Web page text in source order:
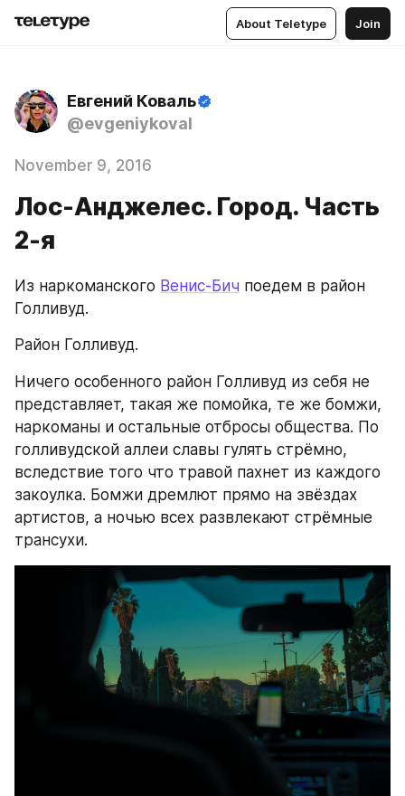
About Teletype Join
Евгений Коваль
@evgeniykoval
November 9, 2016
Лос-Анджелес. Город. Часть
2-я
Из наркоманского Венис-Бич поедем в район
Голливуд.
Район Голливуд.
Ничего особенного район Голливуд из себя не
представляет, такая же помойка, те же бомжи,
наркоманы и остальные отбросы общества. По
голливудской аллеи славы гулять стрёмно,
вследствие того что травой пахнет из каждого
закоулка. Бомжи дремлют прямо на звёздах
артистов, а ночью всех развлекают стрёмные
трансухи.